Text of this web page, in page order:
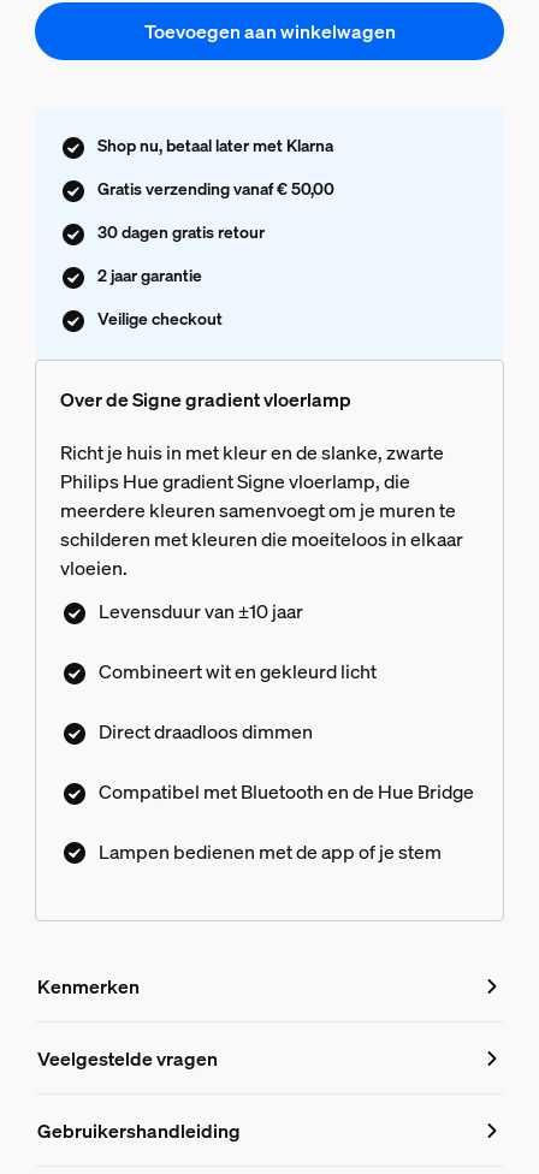
Toevoegen aan winkelwagen
Shop nu, betaal later met Klarna
Gratis verzending vanaf € 50,00
30 dagen gratis retour
2 jaar garantie
Veilige checkout
Over de Signe gradient vloerlamp
Richt je huis in met kleur en de slanke, zwarte
Philips Hue gradient Signe vloerlamp, die
meerdere kleuren samenvoegt om je muren te
schilderen met kleuren die moeiteloos in elkaar
vloeien.
Levensduur van ±10 jaar
Combineert wit en gekleurd licht
Direct draadloos dimmen
Compatibel met Bluetooth en de Hue Bridge
Lampen bedienen met de app of je stem
Kenmerken
Kenmerken
8719514476219
Veelgestelde vragen
Veelgestelde vragen
Gebruikershandleiding